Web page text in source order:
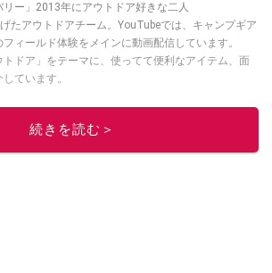
リー」2013年にアウトドア好きな二人
たアウトドアチーム。YouTubeでは、キャンプギア
ィールド体験をメインに動画配信しています。
トドア」をテーマに、使ってて便利なアイテム、面
ています。
続きを読む＞